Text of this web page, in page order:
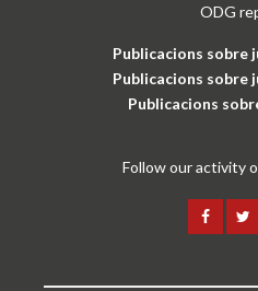
ODG
Publicacions sobre
Publicacions sobre
Publicacions
Follow our activity